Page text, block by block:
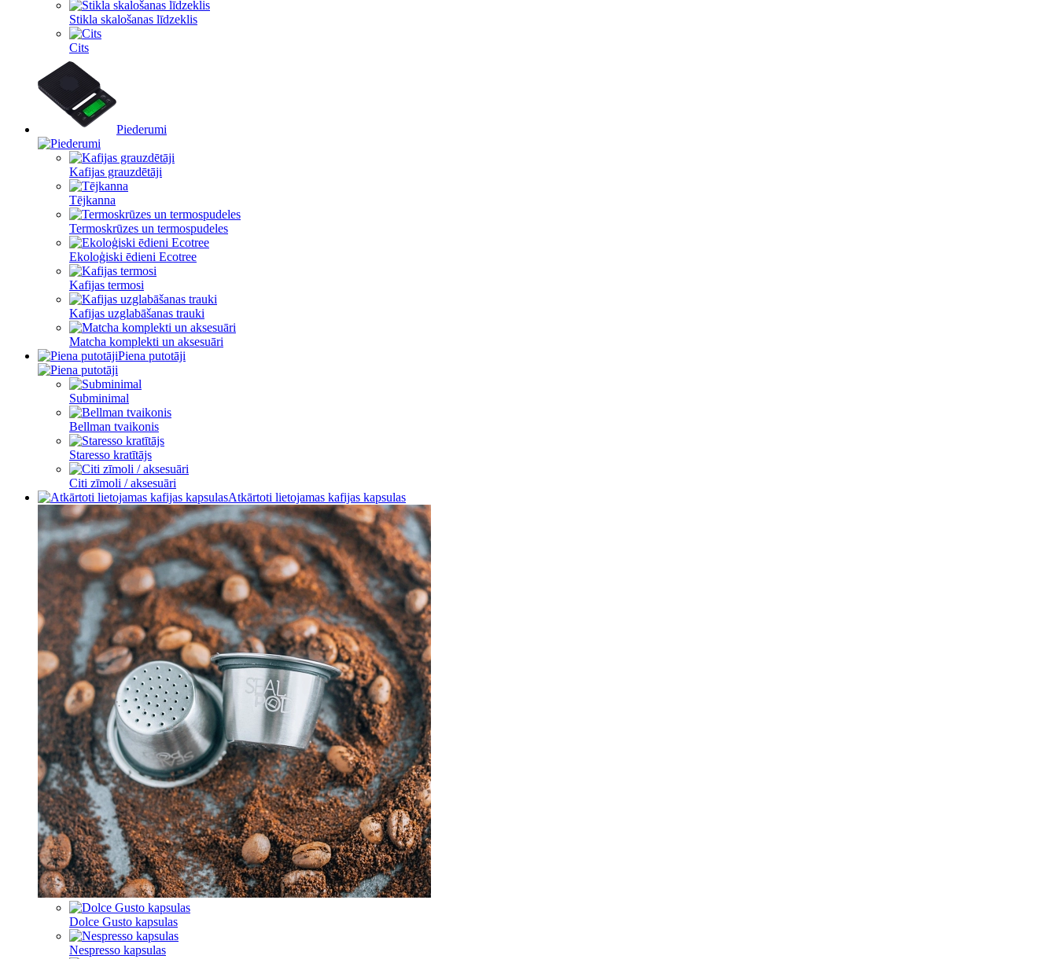
Stikla skalošanas līdzeklis
Cits
Piederumi
Kafijas grauzdētāji
Tējkanna
Termoskrūzes un termospudeles
Ekoloģiski ēdieni Ecotree
Kafijas termosi
Kafijas uzglabāšanas trauki
Matcha komplekti un aksesuāri
Piena putotāji
Subminimal
Bellman tvaikonis
Staresso kratītājs
Citi zīmoli / aksesuāri
Atkārtoti lietojamas kafijas kapsulas
Dolce Gusto kapsulas
Nespresso kapsulas